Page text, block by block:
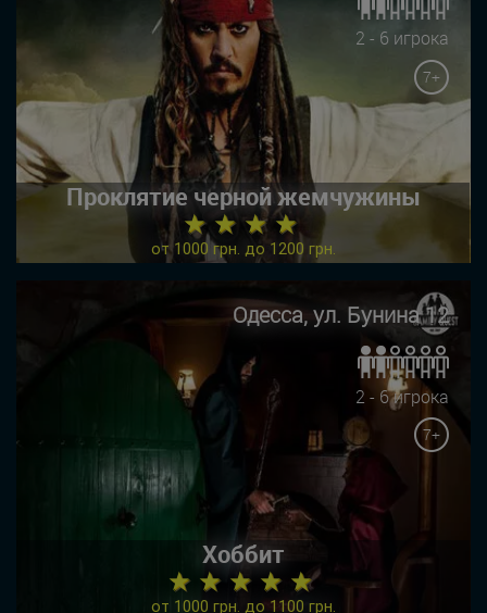
2 - 6 игрока
7+
Проклятие черной жемчужины
★ ★ ★ ★
от 1000 грн. до 1200 грн.
Одесса, ул. Бунина 12
2 - 6 игрока
7+
Хоббит
★ ★ ★ ★ ★
от 1000 грн. до 1100 грн.